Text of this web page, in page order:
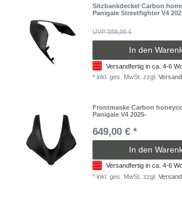
Sitzbankdeckel Carbon
Panigale Streetfighter V4
UVP 389,00 €
In den
Versandfertig in ca. 4-6
*inkl. ges. MwSt. zzgl.
Frontmaske Carbon
Panigale V4 2025-
649,00 € *
In den
Versandfertig in ca. 4-6
*inkl. ges. MwSt. zzgl.